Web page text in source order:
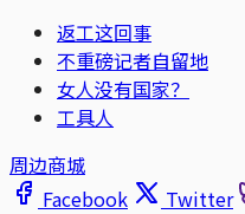
返工这回事
不重磅记者自留地
女人没有国家？
工具人
周边商城
Facebook
Twitter